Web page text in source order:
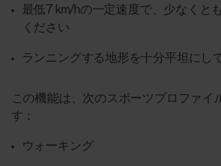
最低7 km/hの一定速度で、少なくと
ください
ランニングする地形を十分平坦にし
この機能は、次のスポーツプロファイ
す：
ウォーキング